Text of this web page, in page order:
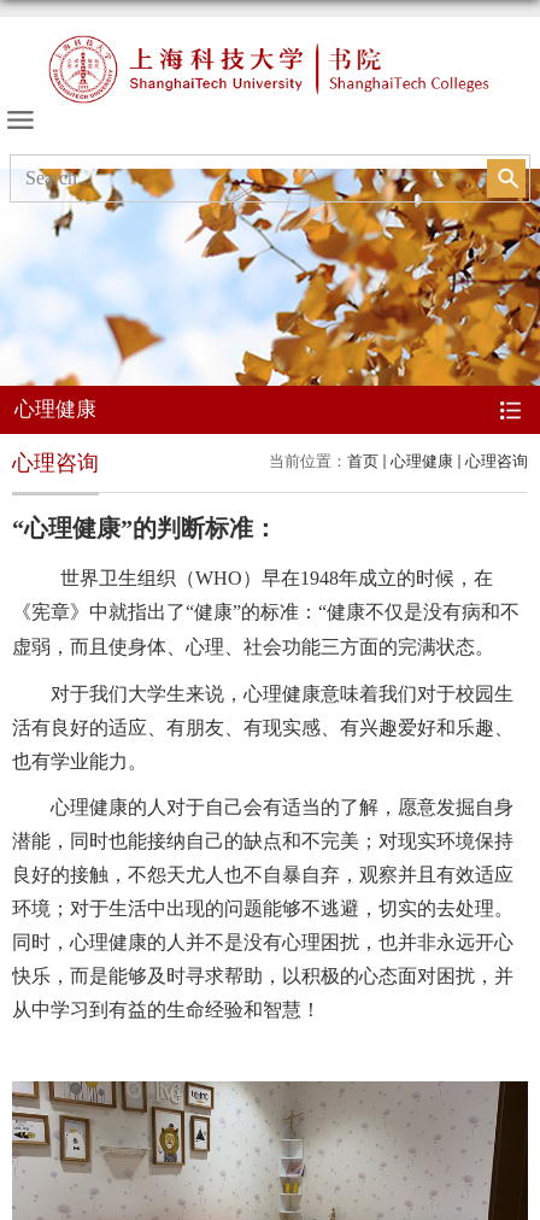
心理健康
当前位置： 首页 心理健康 心理咨询
心理咨询
“心理健康”的判断标准：
世界卫生组织 （WHO） 早在1948年成立的时候， 在
《宪章》中就指出了“健康”的标准： “健康不仅是没有病和不
虚弱，而且使身体、心理、社会功能三方面的完满状态。
对于我们大学生来说，心理健康意味着我们对于校园生
活有良好的适应、有朋友、有现实感、有兴趣爱好和乐趣、
也有学业能力。
心理健康的人 对于自己会有适当的了解， 愿意发掘自身
潜能，同时也能接纳自己的缺点和不完美；对现实环境保持
良好的接触，不怨天尤人也不自暴自弃， 观察并且有效适应
环境；对于生活中出现的问题能够不逃避， 切实的去处理。
同时 ，心理健康的人并不是没有心理困扰，也并非永远开心
快乐 ， 而是能够及时寻求帮助，以积极的心态面对困扰，并
从中学习到有益的生命经验和智慧 ！